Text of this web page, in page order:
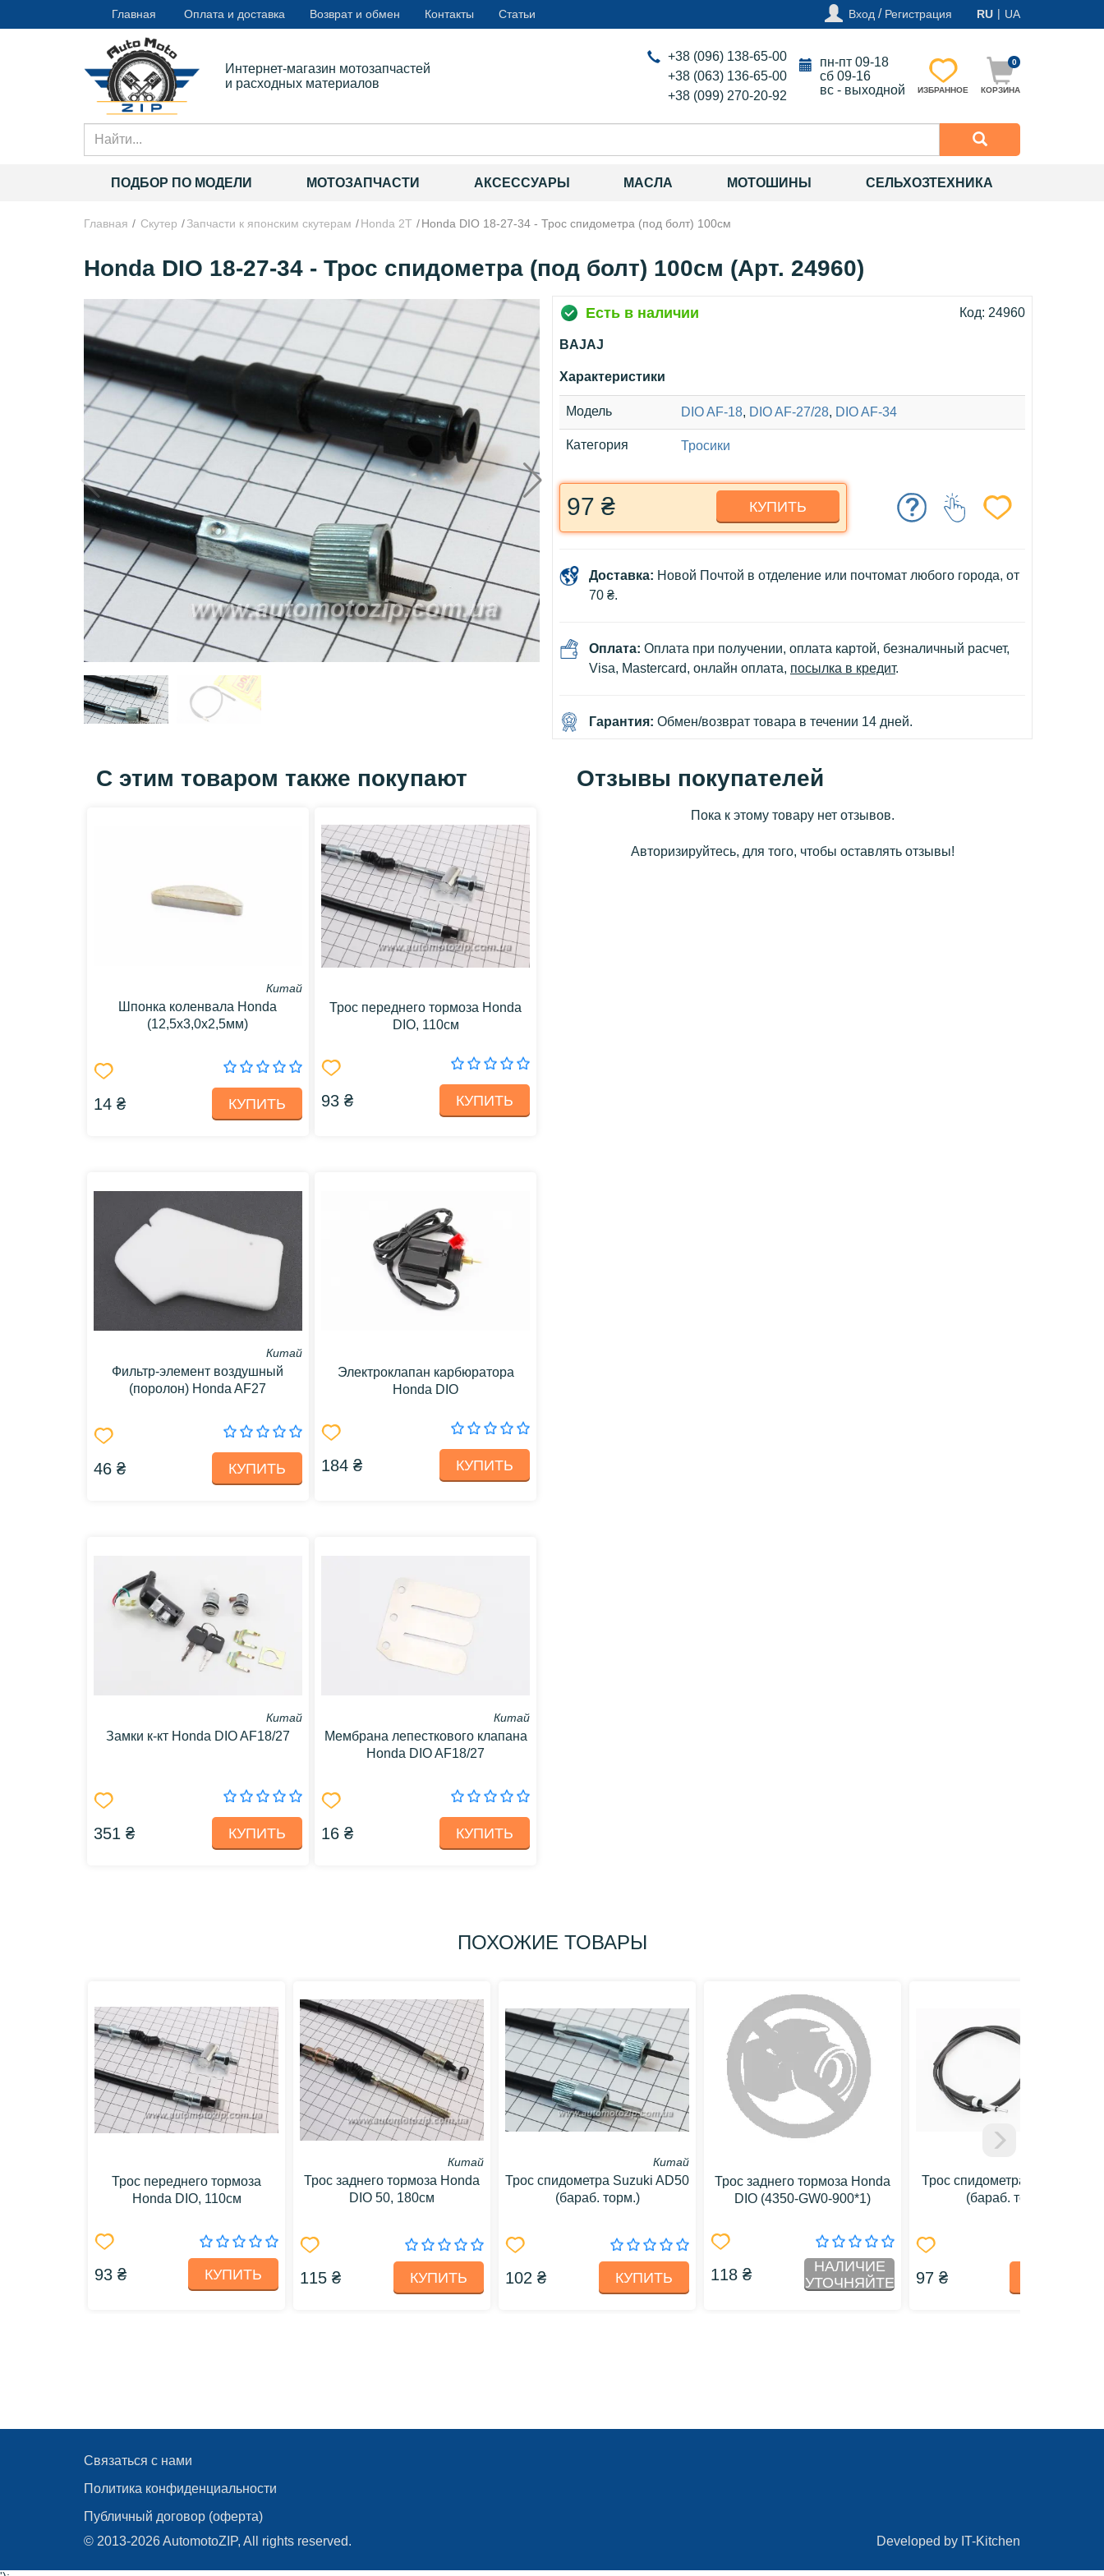
Главная Оплата и доставка Возврат и обмен Контакты Статьи Вход / Регистрация RU | UA
Интернет-магазин мотозапчастей
и расходных материалов
+38 (096) 138-65-00
+38 (063) 136-65-00
+38 (099) 270-20-92
пн-пт 09-18
сб 09-16
вс - выходной
ИЗБРАННОЕ
0
КОРЗИНА
ПОДБОР ПО МОДЕЛИ МОТОЗАПЧАСТИ АКСЕССУАРЫ МАСЛА МОТОШИНЫ СЕЛЬХОЗТЕХНИКА
Главная Скутер Запчасти к японским скутерам Honda 2T Honda DIO 18-27-34 - Трос спидометра (под болт) 100см
Honda DIO 18-27-34 - Трос спидометра (под болт) 100см (Арт. 24960)
Есть в наличии Код: 24960
BAJAJ
Характеристики
Модель DIO AF-18, DIO AF-27/28, DIO AF-34
Категория Тросики
97 ₴ КУПИТЬ
Доставка: Новой Почтой в отделение или почтомат любого города, от
70 ₴.
Оплата: Оплата при получении, оплата картой, безналичный расчет,
Visa, Mastercard, онлайн оплата, посылка в кредит.
Гарантия: Обмен/возврат товара в течении 14 дней.
С этим товаром также покупают
Китай
Шпонка коленвала Honda
(12,5x3,0x2,5мм)
14 ₴ КУПИТЬ
Трос переднего тормоза Honda
DIO, 110см
93 ₴ КУПИТЬ
Китай
Фильтр-элемент воздушный
(поролон) Honda AF27
46 ₴ КУПИТЬ
Электроклапан карбюратора
Honda DIO
184 ₴ КУПИТЬ
Китай
Замки к-кт Honda DIO AF18/27
351 ₴ КУПИТЬ
Китай
Мембрана лепесткового клапана
Honda DIO AF18/27
16 ₴ КУПИТЬ
Отзывы покупателей
Пока к этому товару нет отзывов.
Авторизируйтесь, для того, чтобы оставлять отзывы!
ПОХОЖИЕ ТОВАРЫ
Трос переднего тормоза
Honda DIO, 110см
93 ₴ КУПИТЬ
Китай
Трос заднего тормоза Honda
DIO 50, 180см
115 ₴ КУПИТЬ
Китай
Трос спидометра Suzuki AD50
(бараб. торм.)
102 ₴ КУПИТЬ
Трос заднего тормоза Honda
DIO (4350-GW0-900*1)
118 ₴
НАЛИЧИЕ
УТОЧНЯЙТЕ
Трос спидометра Honda DIO
(бараб. торм.)
97 ₴
Связаться с нами
Политика конфиденциальности
Публичный договор (оферта)
© 2013-2026 AutomotoZIP, All rights reserved.
Developed by IT-Kitchen